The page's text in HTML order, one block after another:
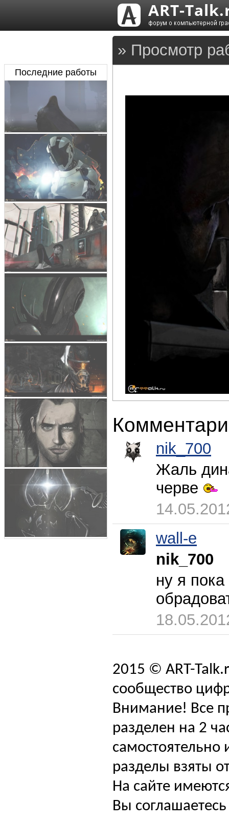
» Просмотр
nik_700
Жаль
черве
wall-e
nik_700
ну я
Последние работы
2015 © ART-
сообщество
Внимание! Все
разделен на 2
самостоятельно
разделы взяты
На сайте
Вы